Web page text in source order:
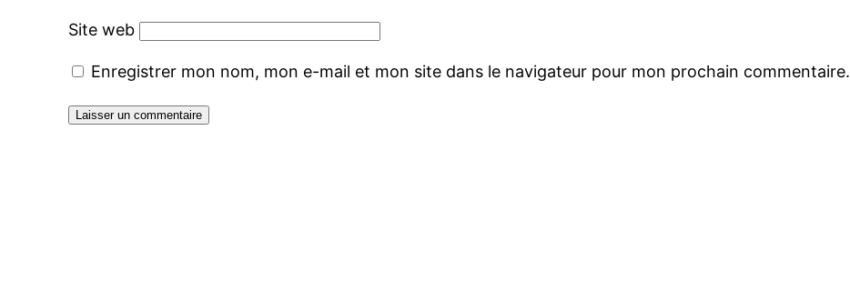
Site web
Enregistrer mon nom, mon e-mail et mon site dans le navigateur pour mon prochain commentaire.